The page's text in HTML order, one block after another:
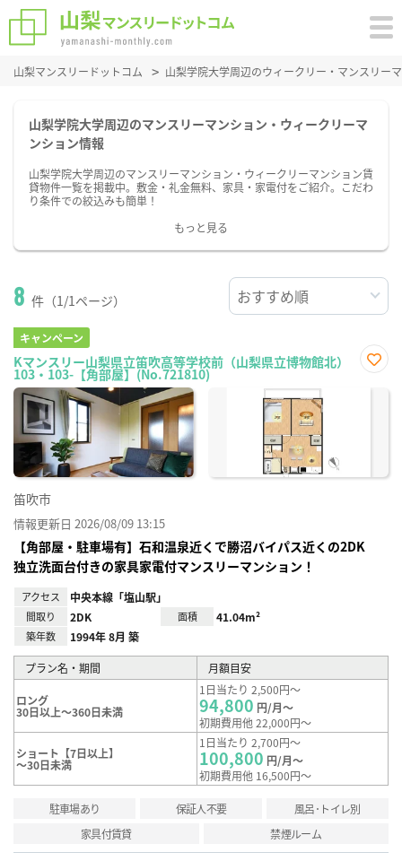
山梨マンスリードットコム 山梨学院大学周辺のウィークリー・マンスリー
山梨学院大学周辺のマンスリーマンション・ウィークリーマ
ンション情報
山梨学院大学周辺のマンスリーマンション・ウィークリーマンション賃
貸物件一覧を掲載中。敷金・礼金無料、家具・家電付をご紹介。こだわ
り条件での絞込みも簡単！
もっと見る
8 件（1/1ページ）
キャンペーン
Kマンスリー山梨県立笛吹高等学校前（山梨県立博物館北）
103・103-【角部屋】(No.721810)
に入
笛吹市
情報更新日 2026/08/09 13:15
【角部屋・駐車場有】石和温泉近くで勝沼バイパス近くの2DK
独立洗面台付きの家具家電付マンスリーマンション！
アクセス 中央本線「塩山駅」
間取り 2DK 面積 41.04m²
築年数 1994年 8月 築
プラン名・期間 月額目安
ロング
30日以上～360日未満
1日当たり 2,500円～
94,800 円/月～
初期費用他 22,000円～
ショート【7日以上】
～30日未満
1日当たり 2,700円～
100,800 円/月～
初期費用他 16,500円～
駐車場あり 保証人不要
風呂･トイレ別
家具付賃貸
禁煙ルーム